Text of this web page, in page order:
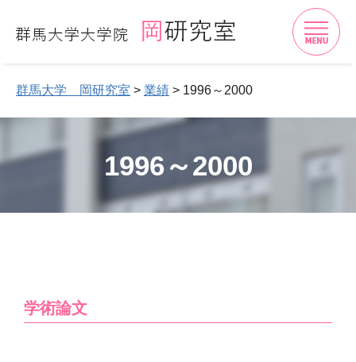
群馬大学 岡研究室 > 業績 > 1996～2000
1996～2000
学術論文